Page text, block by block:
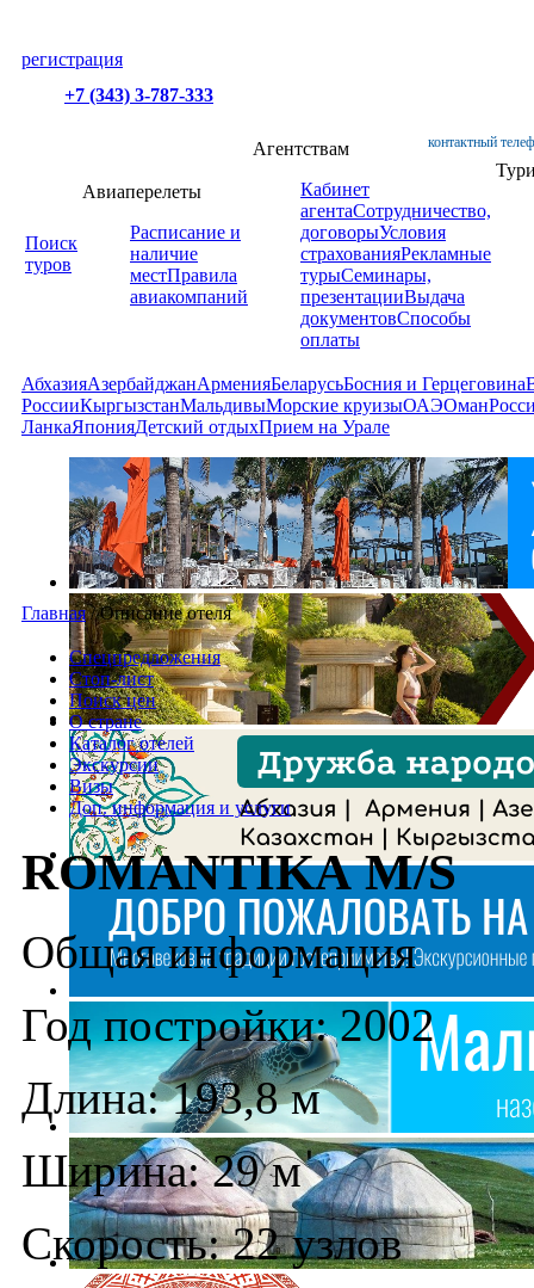
регистрация
+7 (343) 3-787-333
контактный
Поиск
туров
Авиаперелеты
Расписание и
наличие
местПравила
авиакомпаний
Агентствам
Кабинет
агентаСотрудничество,
договорыУсловия
страхованияРекламные
турыСеминары,
презентацииВыдача
документовСпособы
оплаты
АбхазияАзербайджанАрменияБеларусьБосния и Герцеговина
РоссииКыргызстанМальдивыМорские круизыОАЭОман
ЛанкаЯпонияДетский отдыхПрием на Урале
Главная /Описание отеля
Спецпредложения
Стоп-лист
Поиск цен
О стране
Каталог отелей
Экскурсии
Визы
Доп. информация и услуги
ROMANTIKA M/S
Общая информация
Год постройки: 2002
Длина: 193,8 м
Ширина: 29 м
Скорость: 22 узлов